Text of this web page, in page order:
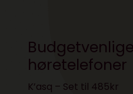
høretelefoner
K’asq – Set til 485kr